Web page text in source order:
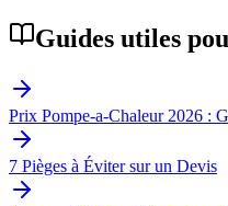
Guides utiles
Prix Pompe-a-Chaleur 2026 :
7 Pièges à Éviter sur un Devis